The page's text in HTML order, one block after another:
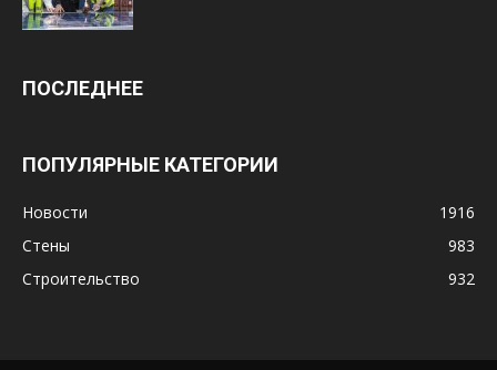
ПОСЛЕДНЕЕ
ПОПУЛЯРНЫЕ КАТЕГОРИИ
Новости
1916
Стены
983
Строительство
932